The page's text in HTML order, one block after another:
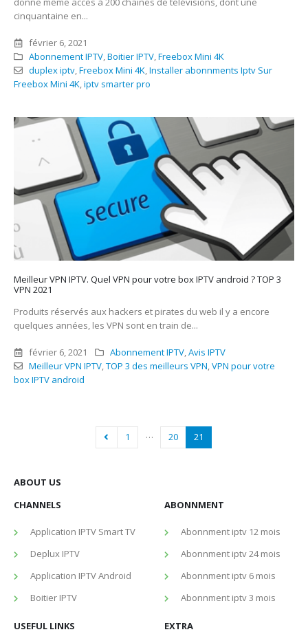
cinquantaine en...
février 6, 2021
Abonnement IPTV,Boitier IPTV,Freebox Mini 4K
duplex iptv,Freebox Mini 4K,Installer abonnments Iptv Sur
Freebox Mini 4K,iptv smarter pro
Meilleur VPN IPTV. Quel VPN pour votre box IPTV android ? TOP 3
VPN 2021
Produits réservés aux hackers et pirates du web il y a encore
quelques années, les VPN sont en train de...
février 6, 2021 Abonnement IPTV,Avis IPTV
Meilleur VPN IPTV,TOP 3 des meilleurs VPN,VPN pour votre
box IPTV android
1 … 20 21
ABOUT US
CHANNELS
Application IPTV Smart TV
Deplux IPTV
Application IPTV Android
Boitier IPTV
ABONNMENT
Abonnment iptv 12 mois
Abonnment iptv 24 mois
Abonnment iptv 6 mois
Abonnment iptv 3 mois
USEFUL LINKS EXTRA